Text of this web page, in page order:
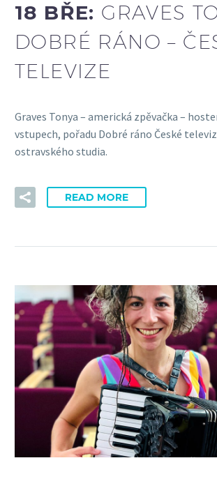
18 BŘE: GRAVES
DOBRÉ RÁNO –
TELEVIZE
Graves Tonya – americká zpěvačka –
vstupech, pořadu Dobré ráno České
ostravského studia.
READ MORE